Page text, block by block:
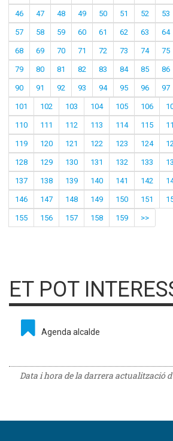
46 47 48 49 50 51 52 53
57 58 59 60 61 62 63 64
68 69 70 71 72 73 74 75
79 80 81 82 83 84 85 86
90 91 92 93 94 95 96 97
101 102 103 104 105 106
110 111 112 113 114 115
119 120 121 122 123 124
128 129 130 131 132 133
137 138 139 140 141 142
146 147 148 149 150 151
155 156 157 158 159 >>
ET POT
Agenda alcalde
Data i hora de la darrera actualització